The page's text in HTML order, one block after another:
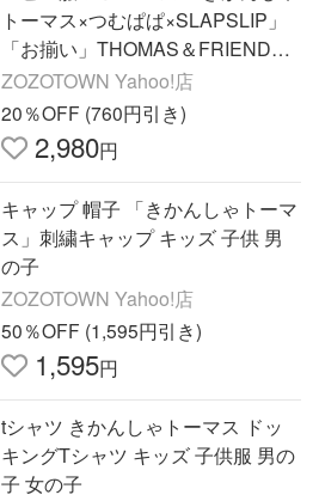
トーマス×つむぱぱ×SLAPSLIP」
「お揃い」THOMAS＆FRIENDS
総柄半袖ロンパースベビー(60~80c
m)
ZOZOTOWN Yahoo!店
20％OFF (760円引き)
2,980円
キャップ 帽子 「きかんしゃトーマ
ス」刺繍キャップ キッズ 子供 男
の子
ZOZOTOWN Yahoo!店
50％OFF (1,595円引き)
1,595円
tシャツ きかんしゃトーマス ドッ
キングTシャツ キッズ 子供服 男の
子 女の子